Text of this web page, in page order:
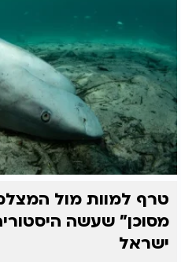
טרף למוות מול
מסוכן" שעשה
ישראל